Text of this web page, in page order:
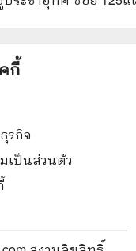
กี้
รกิจ
เป็นส่วนตัว